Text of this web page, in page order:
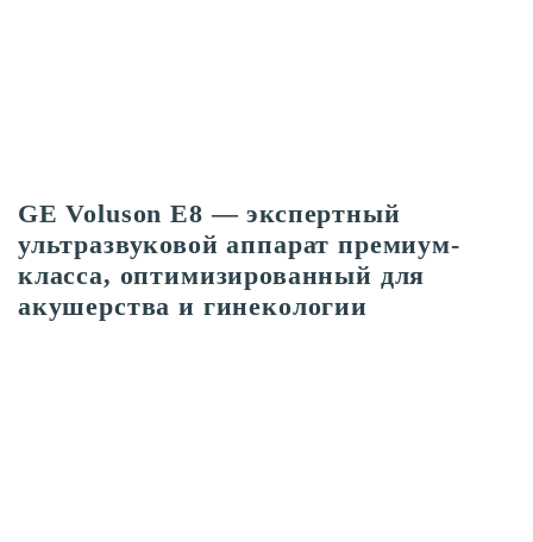
GE Voluson E8 — экспертный
ультразвуковой аппарат премиум-
класса, оптимизированный для
акушерства и гинекологии